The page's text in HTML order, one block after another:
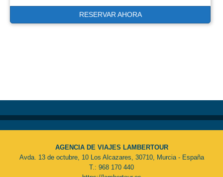
RESERVAR AHORA
AGENCIA DE VIAJES LAMBERTOUR
Avda. 13 de octubre, 10 Los Alcazares, 30710, Murcia - España
T.: 968 170 440